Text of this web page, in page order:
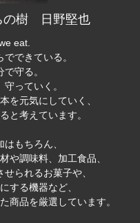
の樹 日野堅也
eat.
できている。
守る。
っていく。
を元気にしていく、
と考えています。
もちろん、
や調味料、加工食品、
られるお菓子や、
する機器など、
商品を厳選しています。